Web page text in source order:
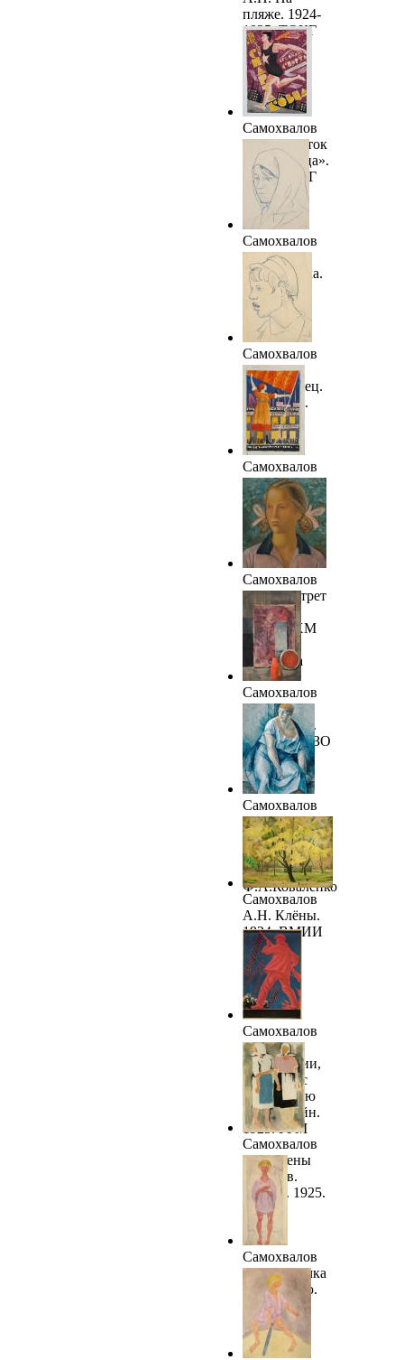
пляже. 1924-
1925. ТОКГ
Самохвалов
А.Н. «Листок
спартаковца».
1924. ТОКГ
Самохвалов
А.Н.
Коммунарка.
(Оксана).
1924-1925.
ТОКГ
Самохвалов
А.Н.
Комсомолец.
1924-1925.
ТОКГ
Самохвалов
А.Н. «Расти
кооперация».
1924. ТОКГ
Самохвалов
А.Н. Портрет
девочки.
1924.СГХМ
им.А.Н.
Радищева
Самохвалов
А.Н.
Натюрморт.
1924. ОМИЗО
Самохвалов
А.Н.
Работница.
1924. ККХМ
им.
Ф.А.Коваленко
Самохвалов
А.Н. Клёны.
1924. ВМИИ
им. И.И.
Машкова
Самохвалов
А.Н.
Пролетарии,
боритесь с
опасностью
новых войн.
1925. ГРМ
Самохвалов
А.Н. Жены
рыбаков.
Ладога. 1925.
ГРМ
Самохвалов
А.Н. Девочка
с морковью.
1925. ГРМ